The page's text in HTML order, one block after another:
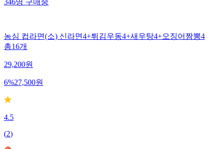
346명 구매중
농심 컵라면(소) 신라면4+튀김우동4+새우탕4+오징어짬뽕4
총16개
29,200원
6%27,500원
4.5
(2)